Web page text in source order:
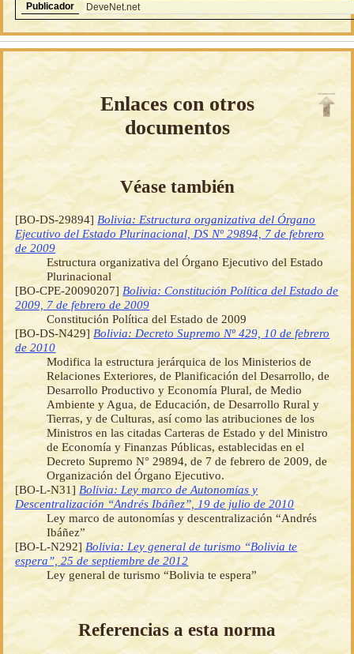
Publicador
DeveNet.net
Enlaces con otros
documentos
Véase también
[BO-DS-29894]Bolivia: Estructura organizativa del Órgano
Ejecutivo del Estado Plurinacional, DS Nº 29894, 7 de febrero
de 2009
Estructura organizativa del Órgano Ejecutivo del Estado
Plurinacional
[BO-CPE-20090207]Bolivia: Constitución Política del Estado de
2009, 7 de febrero de 2009
Constitución Política del Estado de 2009
[BO-DS-N429]Bolivia: Decreto Supremo Nº 429, 10 de febrero
de 2010
Modifica la estructura jerárquica de los Ministerios de
Relaciones Exteriores, de Planificación del Desarrollo, de
Desarrollo Productivo y Economía Plural, de Medio
Ambiente y Agua, de Educación, de Desarrollo Rural y
Tierras, y de Culturas, así como las atribuciones de los
Ministros en las citadas Carteras de Estado y del Ministro
de Economía y Finanzas Públicas, establecidas en el
Decreto Supremo N° 29894, de 7 de febrero de 2009, de
Organización del Órgano Ejecutivo.
[BO-L-N31]Bolivia: Ley marco de Autonomías y
Descentralización “Andrés Ibáñez”, 19 de julio de 2010
Ley marco de autonomías y descentralización “Andrés
Ibáñez”
[BO-L-N292]Bolivia: Ley general de turismo “Bolivia te
espera”, 25 de septiembre de 2012
Ley general de turismo “Bolivia te espera”
Referencias a esta norma